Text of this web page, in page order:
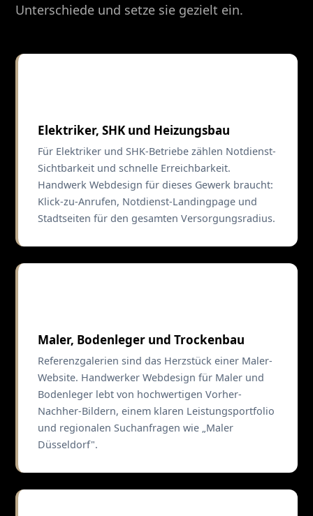
Unterschiede und setze sie gezielt ein.
Elektriker, SHK und Heizungsbau
Für Elektriker und SHK-Betriebe zählen Notdienst-
Sichtbarkeit und schnelle Erreichbarkeit.
Handwerk Webdesign für dieses Gewerk braucht:
Klick-zu-Anrufen, Notdienst-Landingpage und
Stadtseiten für den gesamten Versorgungsradius.
Maler, Bodenleger und Trockenbau
Referenzgalerien sind das Herzstück einer Maler-
Website. Handwerker Webdesign für Maler und
Bodenleger lebt von hochwertigen Vorher-
Nachher-Bildern, einem klaren Leistungsportfolio
und regionalen Suchanfragen wie „Maler
Düsseldorf".